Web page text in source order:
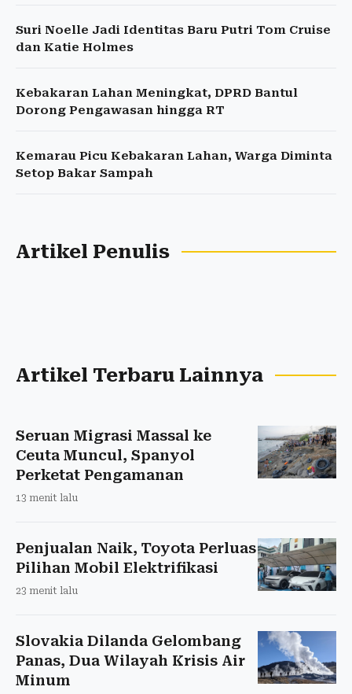
Suri Noelle Jadi Identitas Baru Putri Tom Cruise
dan Katie Holmes
Kebakaran Lahan Meningkat, DPRD Bantul
Dorong Pengawasan hingga RT
Kemarau Picu Kebakaran Lahan, Warga Diminta
Setop Bakar Sampah
Artikel Penulis
Artikel Terbaru Lainnya
Seruan Migrasi Massal ke
Ceuta Muncul, Spanyol
Perketat Pengamanan
13 menit lalu
Penjualan Naik, Toyota Perluas
Pilihan Mobil Elektrifikasi
23 menit lalu
Slovakia Dilanda Gelombang
Panas, Dua Wilayah Krisis Air
Minum